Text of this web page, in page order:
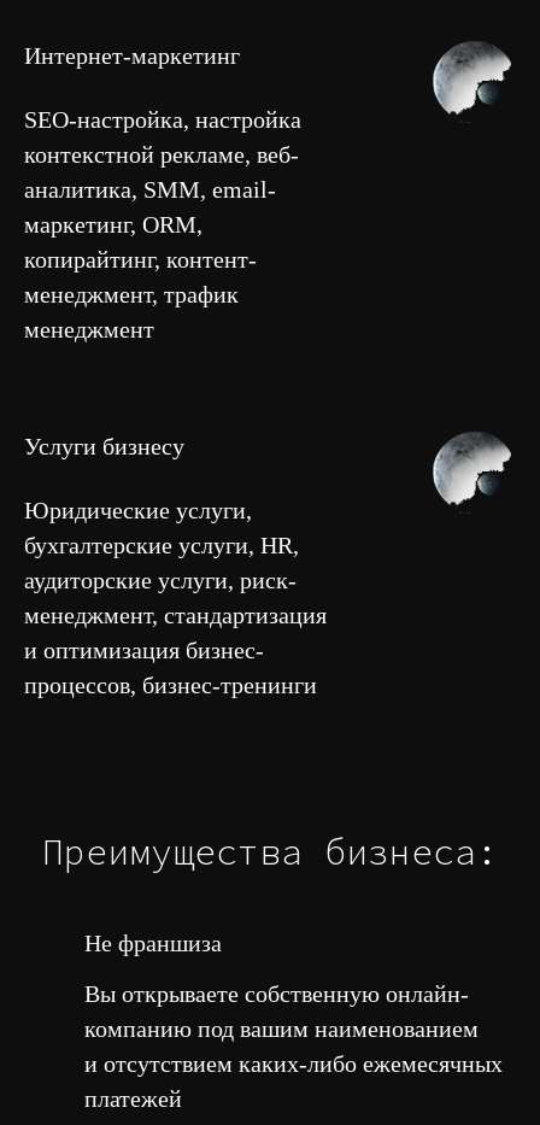
Интернет-маркетинг
SEO-настройка, настройка
контекстной рекламе, веб-
аналитика, SMM, email-
маркетинг, ORM,
копирайтинг, контент-
менеджмент, трафик
менеджмент
Услуги бизнесу
Юридические услуги,
бухгалтерские услуги, HR,
аудиторские услуги, риск-
менеджмент, стандартизация
и оптимизация бизнес-
процессов, бизнес-тренинги
Преимущества бизнеса:
Не франшиза
Вы открываете собственную онлайн-
компанию под вашим наименованием
и отсутствием каких-либо ежемесячных
платежей